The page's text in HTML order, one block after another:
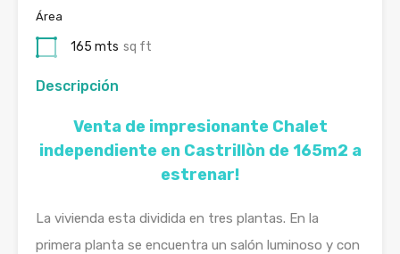
Área
165 mts sq ft
Descripción
Venta de impresionante Chalet
independiente en Castrillòn de 165m2 a
estrenar!
La vivienda esta dividida en tres plantas. En la
primera planta se encuentra un salón luminoso y con